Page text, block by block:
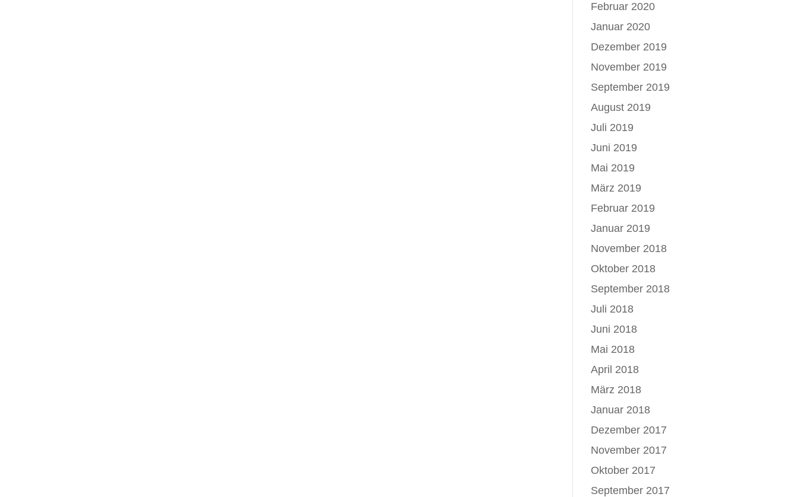
Februar 2020
Januar 2020
Dezember 2019
November 2019
September 2019
August 2019
Juli 2019
Juni 2019
Mai 2019
März 2019
Februar 2019
Januar 2019
November 2018
Oktober 2018
September 2018
Juli 2018
Juni 2018
Mai 2018
April 2018
März 2018
Januar 2018
Dezember 2017
November 2017
Oktober 2017
September 2017